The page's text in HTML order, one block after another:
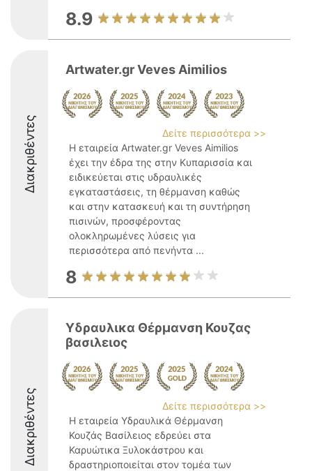
8.9
Διακριθέντες
Artwater.gr Veves Aimilios
Δείτε περισσότερα >>
Η εταιρεία Artwater.gr Veves Aimilios
έχει την έδρα της στην Κυπαρισσία και
ειδικεύεται στις υδραυλικές
εγκαταστάσεις, τη θέρμανση καθώς
και στην κατασκευή και τη συντήρηση
πισινών, προσφέροντας
ολοκληρωμένες λύσεις για
περισσότερα από πενήντα ...
8
Διακριθέντες
Υδραυλικα Θέρμανση Κουζας
βασιλειος
Δείτε περισσότερα >>
Η εταιρεία Υδραυλικά Θέρμανση
Κουζάς Βασίλειος εδρεύει στα
Καρυώτικα Ξυλοκάστρου και
δραστηριοποιείται στον τομέα των